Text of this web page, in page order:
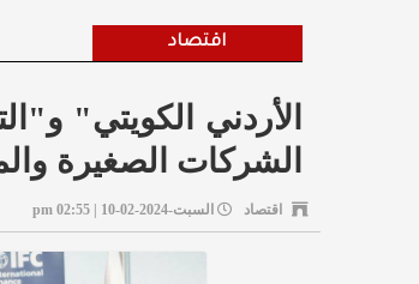
اقتصاد
الأردني الكويتي"
الشركات الصغيرة
اقتصاد السبت-2024-02-10 | 02:55 pm